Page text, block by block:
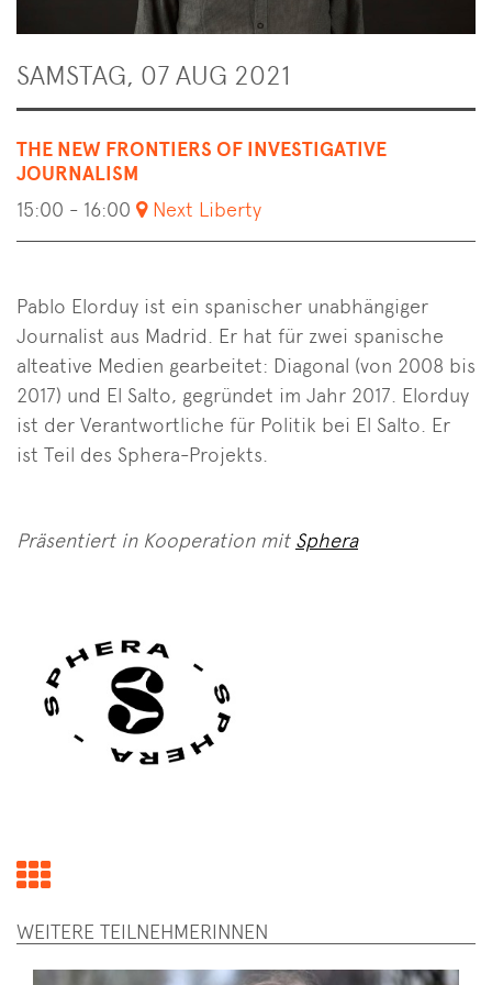
SAMSTAG, 07 AUG 2021
THE NEW FRONTIERS OF INVESTIGATIVE
JOURNALISM
15:00 - 16:00 Next Liberty
Pablo Elorduy ist ein spanischer unabhängiger
Journalist aus Madrid. Er hat für zwei spanische
alteative Medien gearbeitet: Diagonal (von 2008 bis
2017) und El Salto, gegründet im Jahr 2017. Elorduy
ist der Verantwortliche für Politik bei El Salto. Er
ist Teil des Sphera-Projekts.
Präsentiert in Kooperation mit Sphera
Zurück
zur
WEITERE TEILNEHMERINNEN